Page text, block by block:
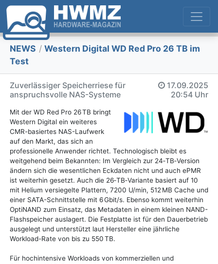
NEWS / Western Digital WD Red Pro 26 TB im
Test
Zuverlässiger Speicherriese für
anspruchsvolle NAS-Systeme
17.09.2025
20:54 Uhr
Mit der WD Red Pro 26 TB bringt
Western Digital ein weiteres
CMR-basiertes NAS-Laufwerk
auf den Markt, das sich an
professionelle Anwender richtet. Technologisch bleibt es
weitgehend beim Bekannten: Im Vergleich zur 24‑TB‑Version
ändern sich die wesentlichen Eckdaten nicht und auch ePMR
ist weiterhin gesetzt. Auch die 26‑TB‑Variante basiert auf 10
mit Helium versiegelte Plattern, 7200 U/min, 512 MB Cache und
einer SATA-Schnittstelle mit 6 Gbit/s. Ebenso kommt weiterhin
OptiNAND zum Einsatz, das Metadaten in einem kleinen NAND-
Flashspeicher auslagert. Die Festplatte ist für den Dauerbetrieb
ausgelegt und unterstützt laut Hersteller eine jährliche
Workload-Rate von bis zu 550 TB.
Für hochintensive Workloads von kommerziellen und